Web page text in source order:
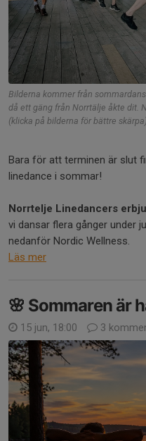
Bilderna kommer från
då ett gäng från Norrtälje åkte dit.
(klicka på bilderna för bättre
Bara för att terminen är slut
linedance i sommar!
Norrtelje Linedancers
vi dansar flera gånger under
nedanför Nordic Wellness.
Läs mer
🌸 Sommaren är
15 jun, 18:00 3